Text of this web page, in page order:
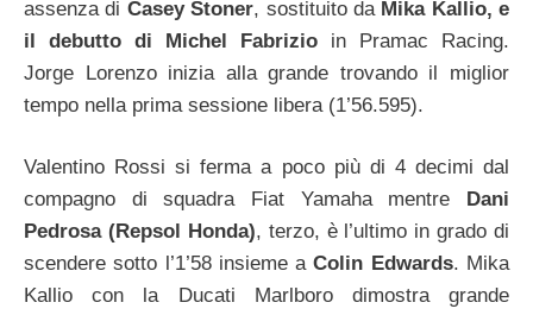
assenza di Casey Stoner, sostituito da Mika Kallio, e
il debutto di Michel Fabrizio in Pramac Racing.
Jorge Lorenzo inizia alla grande trovando il miglior
tempo nella prima sessione libera (1’56.595).
Valentino Rossi si ferma a poco più di 4 decimi dal
compagno di squadra Fiat Yamaha mentre Dani
Pedrosa (Repsol Honda), terzo, è l’ultimo in grado di
scendere sotto l’1’58 insieme aColin Edwards. Mika
Kallio con la Ducati Marlboro dimostra grande